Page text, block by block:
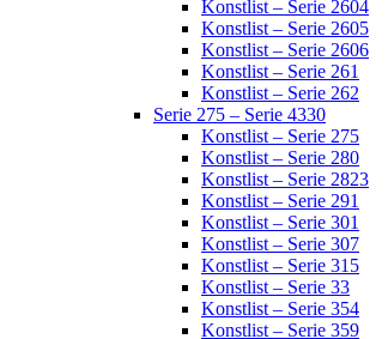
Konstlist – Serie 2604
Konstlist – Serie 2605
Konstlist – Serie 2606
Konstlist – Serie 261
Konstlist – Serie 262
Serie 275 – Serie 4330
Konstlist – Serie 275
Konstlist – Serie 280
Konstlist – Serie 2823
Konstlist – Serie 291
Konstlist – Serie 301
Konstlist – Serie 307
Konstlist – Serie 315
Konstlist – Serie 33
Konstlist – Serie 354
Konstlist – Serie 359